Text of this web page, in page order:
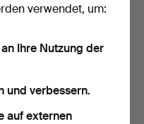
verwendet, um:
Ihre Nutzung der
und verbessern.
auf externen